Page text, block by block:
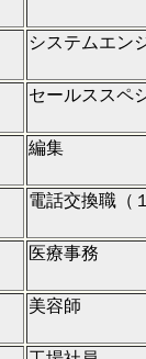
システムエン
セールススペ
編集
電話交換職（
医療事務
美容師